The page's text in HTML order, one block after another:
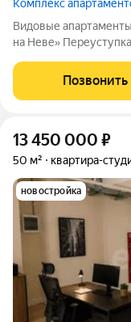
Комплекс
Видовые
на Неве» Переуступка Предлагаются к продаже изысканные
комплексе бизнес-
Главное преимущество
Позвонить
13 450 000 ₽
50 м² квартира-
новостройка